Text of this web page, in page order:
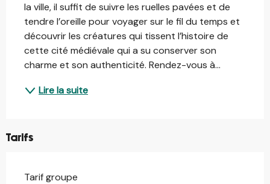
la ville, il suffit de suivre les ruelles pavées et de
tendre l’oreille pour voyager sur le fil du temps et
découvrir les créatures qui tissent l’histoire de
cette cité médiévale qui a su conserver son
charme et son authenticité. Rendez-vous à...
Lire la suite
Tarifs
Tarif groupe